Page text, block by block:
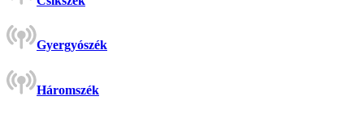
Gyergyószék
Háromszék